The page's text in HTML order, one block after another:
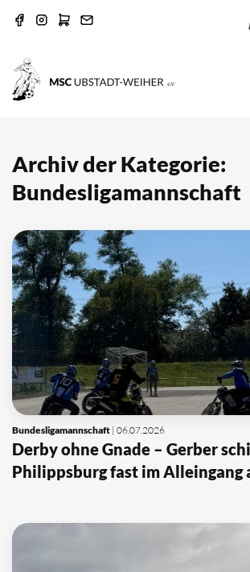
Archiv der Kategorie:
Bundesligamannschaft
Bundesligamannschaft | 06.07.2026
Derby ohne Gnade – Gerber
Philippsburg fast im Alleingang